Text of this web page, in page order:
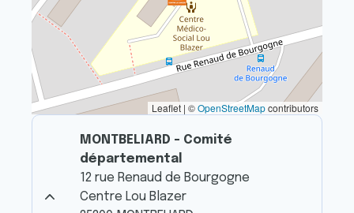
Leaflet | ©OpenStreetMapcontributors
MONTBELIARD - Comité
départemental
12 rue Renaud de Bourgogne
Centre Lou Blazer